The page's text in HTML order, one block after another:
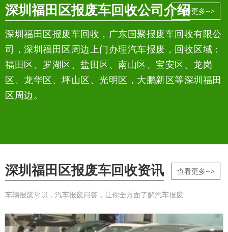
深圳福田区报废车回收公司介绍查看更多-->
深圳福田区报废车回收，广东国聚报废车回收有限公
司，深圳福田区周边上门办理汽车报废，回收区域：
福田区、罗湖区、盐田区、南山区、宝安区、龙岗
区、龙华区、坪山区、光明区，大鹏新区等深圳福田
区周边。
深圳福田区报废车回收资讯
车辆报废常识，汽车报废问答，让你全方面了解汽车报废
查看更多-->